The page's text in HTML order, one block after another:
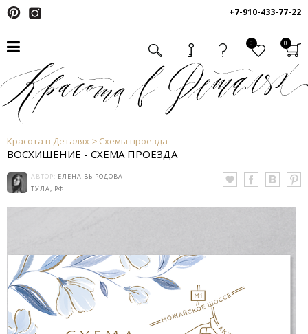
+7-910-433-77-22
0 0
Красота в Деталях Схемы проезда
ВОСХИЩЕНИЕ - СХЕМА ПРОЕЗДА
АВТОР: ЕЛЕНА ВЫРОДОВА
ТУЛА, РФ